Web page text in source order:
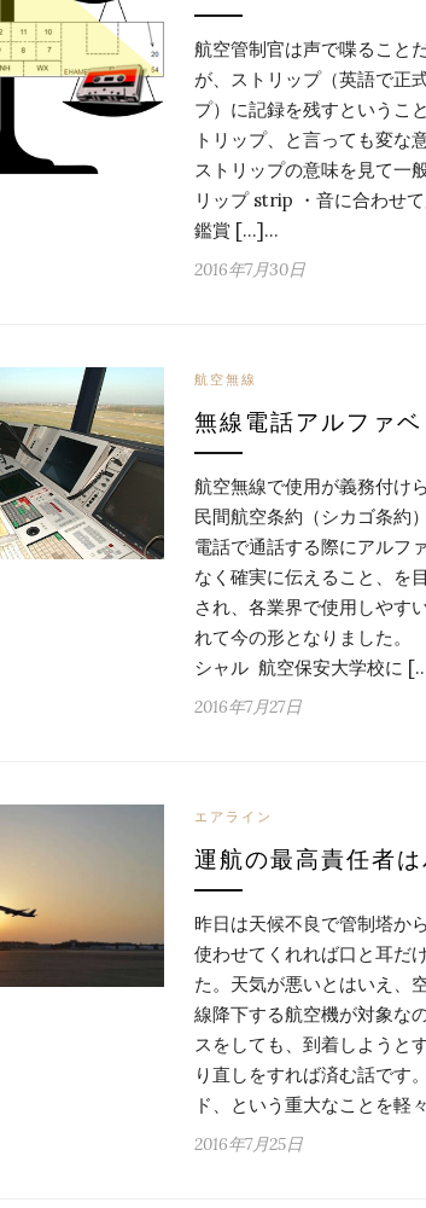
航空管制官は声で喋ること
が、ストリップ（英語で正
プ）に記録を残すというこ
トリップ、と言っても変
ストリップの意味を見て一
リップ strip ・音に合わせ
鑑賞 […]…
2016年7月30日
航空無線
無線電話アルファ
航空無線で使用が義務付け
民間航空条約（シカゴ条約
電話で通話する際にアルフ
なく確実に伝えること、を
され、各業界で使用しやす
れて今の形となりました。
シャル 航空保安大学校に
2016年7月27日
エアライン
運航の最高責任者は
昨日は天候不良で管制塔か
使わせてくれれば口と耳だ
た。天気が悪いとはいえ、
線降下する航空機が対象な
スをしても、到着しようと
り直しをすれば済む話です
ド、という重大なことを
2016年7月25日